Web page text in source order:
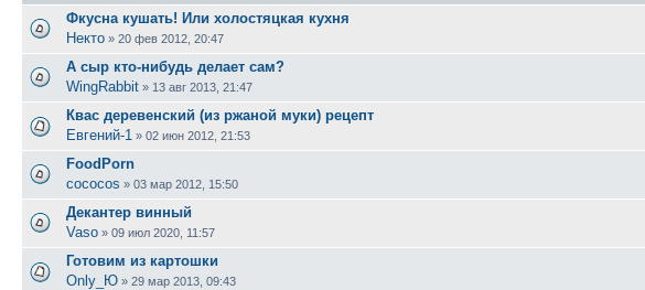
Фкусна кушать! Или холостяцкая кухня
Некто » 20 фев 2012, 20:47
А сыр кто-нибудь делает сам?
WingRabbit » 13 авг 2013, 21:47
Квас деревенский (из ржаной муки) рецепт
Евгений-1 » 02 июн 2012, 21:53
FoodPorn
cococos » 03 мар 2012, 15:50
Декантер винный
Vaso » 09 июл 2020, 11:57
Готовим из картошки
Only_Ю » 29 мар 2013, 09:43